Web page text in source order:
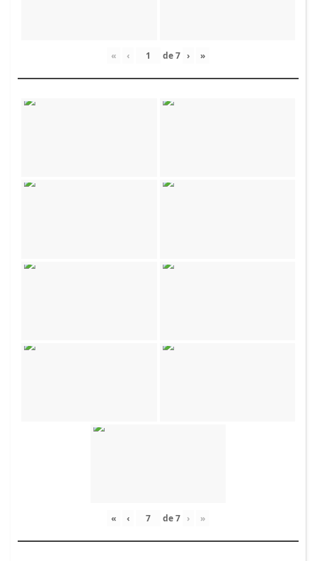
« ‹ de7 › »
« ‹ de7 › »